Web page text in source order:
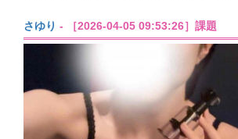
さゆり - ［2026-04-05 09:53:26］課題